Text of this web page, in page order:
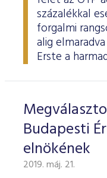
százalékkal
forgalmi
alig
Erste a
Budapesti
elnökének
2019. máj. 21.